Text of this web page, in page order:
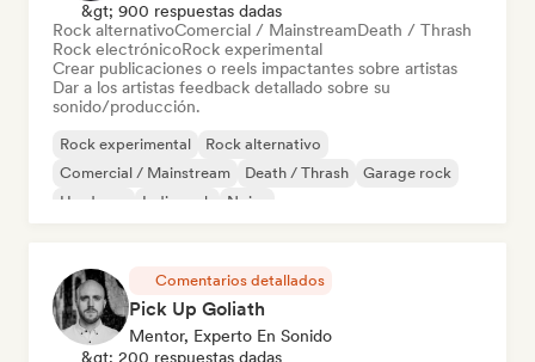
&gt; 900 respuestas dadas
Rock alternativoComercial / MainstreamDeath / Thrash
Rock electrónicoRock experimental
Crear publicaciones o reels impactantes sobre artistas
Dar a los artistas feedback detallado sobre su
sonido/producción.
Rock experimental
Rock alternativo
Comercial / Mainstream
Death / Thrash
Garage rock
Hardcore
Indie rock Noise
Comentarios detallados
Pick Up Goliath
Mentor, Experto En Sonido
&gt; 200 respuestas dadas